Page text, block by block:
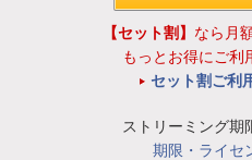
【セット割】 なら月
もっとお得にご利
セット割ご利
ストリーミング期
期限・ライセ